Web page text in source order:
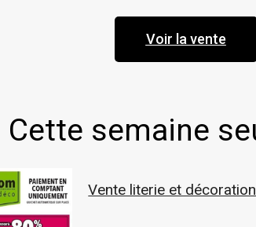
Voir la vente
Cette semaine
Vente literie et